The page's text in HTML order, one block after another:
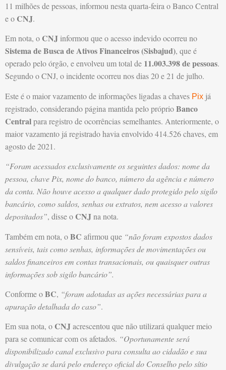
11 milhões de pessoas, informou nesta quarta-feira o Banco Central
e o CNJ.
Em nota, o CNJinformou que o acesso indevido ocorreu no
Sistema de Busca de Ativos Financeiros (Sisbajud), que é
operado pelo órgão, e envolveu um total de 11.003.398 de pessoas.
Segundo o CNJ, o incidente ocorreu nos dias 20 e 21 de julho.
Este é o maior vazamento de informações ligadas a chaves Pix já
registrado, considerando página mantida pelo próprioBanco
Centralpara registro de ocorrências semelhantes. Anteriormente, o
maior vazamento já registrado havia envolvido 414.526 chaves, em
agosto de 2021.
“Foram acessados exclusivamente os seguintes dados: nome da
pessoa, chave Pix, nome do banco, número da agência e número
da conta. Não houve acesso a qualquer dado protegido pelo sigilo
bancário, como saldos, senhas ou extratos, nem acesso a valores
depositados”, disse o CNJna nota.
Também em nota, oBC afirmou que “não foram expostos dados
sensíveis, tais como senhas, informações de movimentações ou
saldos financeiros em contas transacionais, ou quaisquer outras
informações sob sigilo bancário”.
Conforme oBC, “foram adotadas as ações necessárias para a
apuração detalhada do caso”.
Em sua nota, o CNJacrescentou que não utilizará qualquer meio
para se comunicar com os afetados. “Oportunamente será
disponibilizado canal exclusivo para consulta ao cidadão e sua
divulgação se dará pelo endereço oficial do Conselho pelo sítio